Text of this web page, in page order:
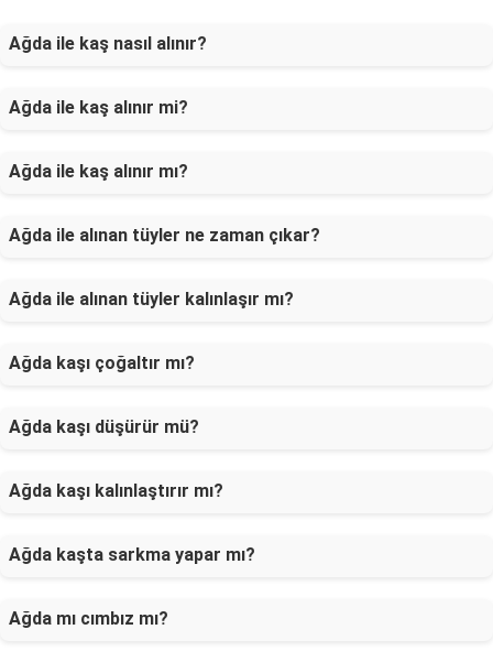
Ağda ile kaş nasıl alınır?
Ağda ile kaş alınır mi?
Ağda ile kaş alınır mı?
Ağda ile alınan tüyler ne zaman çıkar?
Ağda ile alınan tüyler kalınlaşır mı?
Ağda kaşı çoğaltır mı?
Ağda kaşı düşürür mü?
Ağda kaşı kalınlaştırır mı?
Ağda kaşta sarkma yapar mı?
Ağda mı cımbız mı?